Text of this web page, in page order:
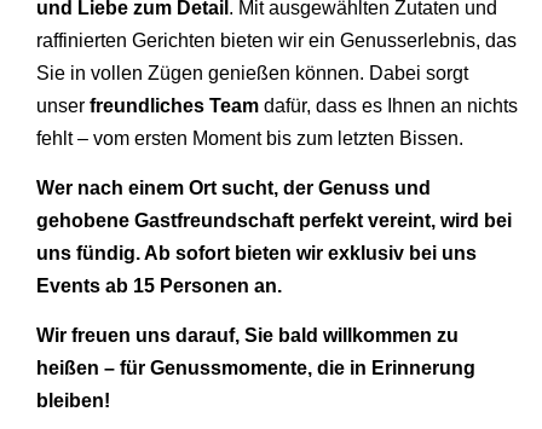
und Liebe zum Detail . Mit ausgewählten Zutaten und
raffinierten Gerichten bieten wir ein Genusserlebnis, das
Sie in vollen Zügen genießen können. Dabei sorgt
unser freundliches Team dafür, dass es Ihnen an nichts
fehlt – vom ersten Moment bis zum letzten Bissen.
Wer nach einem Ort sucht, der Genuss und
gehobene Gastfreundschaft perfekt vereint, wird bei
uns fündig. Ab sofort bieten wir exklusiv bei uns
Events ab 15 Personen an.
Wir freuen uns darauf, Sie bald willkommen zu
heißen – für Genussmomente, die in Erinnerung
bleiben!